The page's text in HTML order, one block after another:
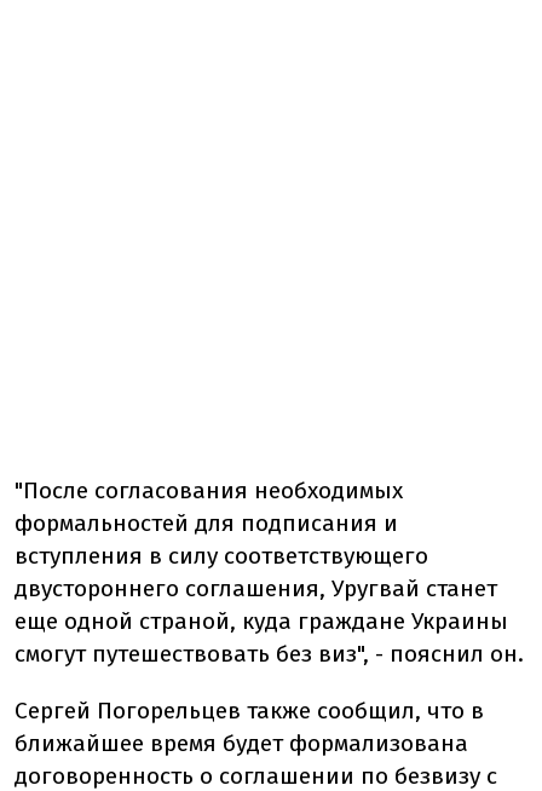
"После согласования необходимых
формальностей для подписания и
вступления в силу соответствующего
двустороннего соглашения, Уругвай станет
еще одной страной, куда граждане Украины
смогут путешествовать без виз", - пояснил он.
Сергей Погорельцев также сообщил, что в
ближайшее время будет формализована
договоренность о соглашении по безвизу с